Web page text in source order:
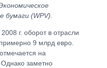
бумаги (WPV).
г. оборот в отрасли
9 млрд евро.
на
заметно